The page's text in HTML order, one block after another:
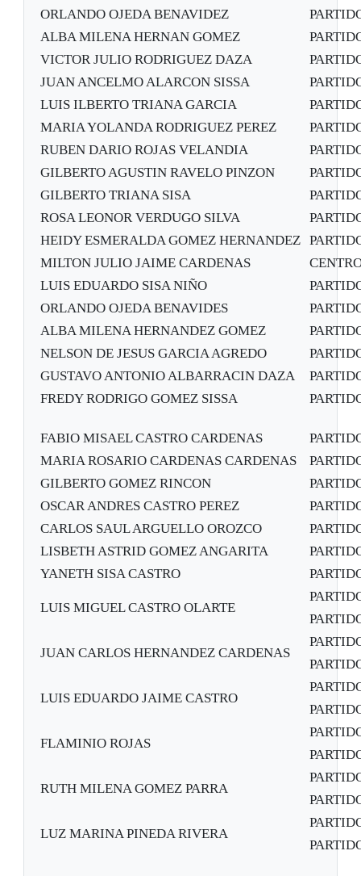
ORLANDO OJEDA BENAVIDEZ
ALBA MILENA HERNAN GOMEZ
VICTOR JULIO RODRIGUEZ DAZA
JUAN ANCELMO ALARCON SISSA
LUIS ILBERTO TRIANA GARCIA
MARIA YOLANDA RODRIGUEZ PEREZ
RUBEN DARIO ROJAS VELANDIA
GILBERTO AGUSTIN RAVELO PINZON
GILBERTO TRIANA SISA
ROSA LEONOR VERDUGO SILVA
HEIDY ESMERALDA GOMEZ HERNANDEZ
MILTON JULIO JAIME CARDENAS
LUIS EDUARDO SISA NIÑO
ORLANDO OJEDA BENAVIDES
ALBA MILENA HERNANDEZ GOMEZ
NELSON DE JESUS GARCIA AGREDO
GUSTAVO ANTONIO ALBARRACIN DAZA
FREDY RODRIGO GOMEZ SISSA
FABIO MISAEL CASTRO CARDENAS
MARIA ROSARIO CARDENAS CARDENAS
GILBERTO GOMEZ RINCON
OSCAR ANDRES CASTRO PEREZ
CARLOS SAUL ARGUELLO OROZCO
LISBETH ASTRID GOMEZ ANGARITA
YANETH SISA CASTRO
LUIS MIGUEL CASTRO OLARTE
JUAN CARLOS HERNANDEZ CARDENAS
LUIS EDUARDO JAIME CASTRO
FLAMINIO ROJAS
RUTH MILENA GOMEZ PARRA
LUZ MARINA PINEDA RIVERA